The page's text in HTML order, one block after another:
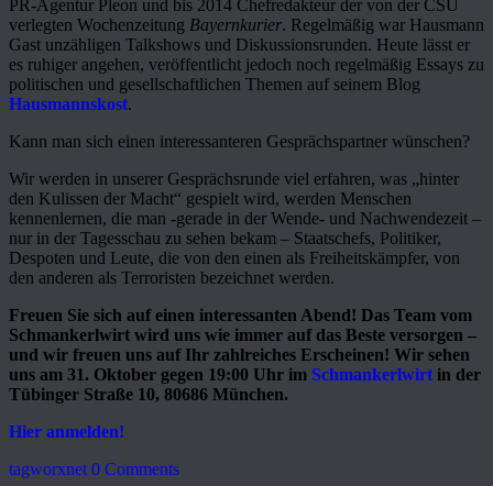
PR-Agentur Pleon und bis 2014 Chefredakteur der von der CSU
verlegten Wochenzeitung Bayernkurier. Regelmäßig war Hausmann
Gast unzähligen Talkshows und Diskussionsrunden. Heute lässt er
es ruhiger angehen, veröffentlicht jedoch noch regelmäßig Essays zu
politischen und gesellschaftlichen Themen auf seinem Blog
Hausmannskost.
Kann man sich einen interessanteren Gesprächspartner wünschen?
Wir werden in unserer Gesprächsrunde viel erfahren, was „hinter
den Kulissen der Macht“ gespielt wird, werden Menschen
kennenlernen, die man -gerade in der Wende- und Nachwendezeit –
nur in der Tagesschau zu sehen bekam – Staatschefs, Politiker,
Despoten und Leute, die von den einen als Freiheitskämpfer, von
den anderen als Terroristen bezeichnet werden.
Freuen Sie sich auf einen interessanten Abend! Das Team vom
Schmankerlwirt wird uns wie immer auf das Beste versorgen –
und wir freuen uns auf Ihr zahlreiches Erscheinen! Wir sehen
uns am 31. Oktober gegen 19:00 Uhr im Schmankerlwirt in der
Tübinger Straße 10, 80686 München.
Hier anmelden!
tagworxnet 0 Comments